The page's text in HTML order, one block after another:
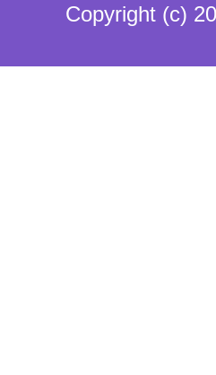
Copyright (c)